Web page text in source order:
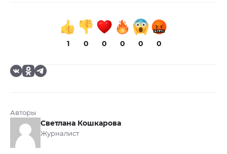
1 0 0 0 0 0
Авторы
Светлана Кошкарова
Журналист